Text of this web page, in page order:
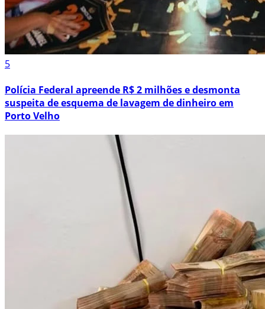
5
Polícia Federal apreende R$ 2 milhões e desmonta
suspeita de esquema de lavagem de dinheiro em
Porto Velho